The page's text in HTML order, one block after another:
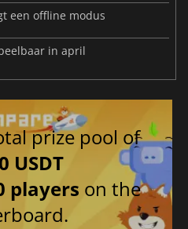
een offline modus
in april
prize pool of
USDT
players on the